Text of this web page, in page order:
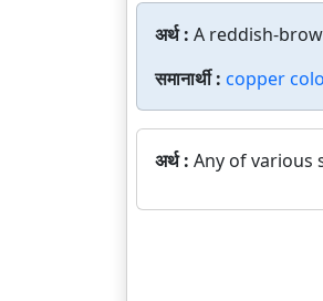
अर्थ : A reddish-
समानार्थी : copper
अर्थ : Any of various